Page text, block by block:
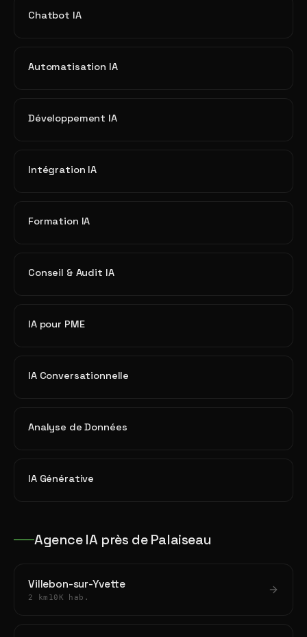
Chatbot IA
Automatisation IA
Développement IA
Intégration IA
Formation IA
Conseil & Audit IA
IA pour PME
IA Conversationnelle
Analyse de Données
IA Générative
Agence IA près de Palaiseau
Villebon-sur-Yvette
2 km 10K hab.